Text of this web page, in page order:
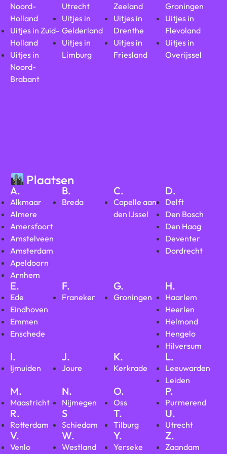
Noord-
Holland
Uitjes in Zuid-
Holland
Uitjes in
Noord-
Brabant
Utrecht
Uitjes in
Gelderland
Uitjes in
Limburg
Zeeland
Uitjes in
Drenthe
Uitjes in
Friesland
Groningen
Uitjes in
Flevoland
Uitjes in
Overijssel
Plaatsen
A.
Alkmaar
Almere
Amersfoort
Amstelveen
Amsterdam
Apeldoorn
Arnhem
B.
Breda
C.
Capelle aan
den IJssel
D.
Delft
Den Bosch
Den Haag
Deventer
Dordrecht
E.
Ede
Eindhoven
Emmen
Enschede
F.
Franeker
G.
Groningen
H.
Haarlem
Heerlen
Helmond
Hengelo
Hilversum
I.
Ijmuiden
J.
Joure
K.
Kerkrade
L.
Leeuwarden
Leiden
M.
Maastricht
N.
Nijmegen
O.
Oss
P.
Purmerend
R.
Rotterdam
S
Schiedam
T.
Tilburg
U.
Utrecht
V.
Venlo
W.
Westland
Y.
Yerseke
Z.
Zaandam